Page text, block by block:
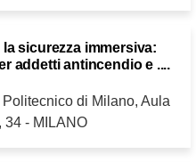
la sicurezza immersiva:
addetti antincendio e ....
di Milano, Aula
34 - MILANO